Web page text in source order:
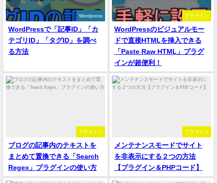
Wordpress
WordPressで「記事ID」「カ
テゴリID」「タグID」を調べ
る方法
プラグイン
WordPressのビジュアルモー
ドで直接HTMLを挿入できる
「Paste Raw HTML」プラグ
インが超便利！
プラグイン
ブログの記事内のテキストを
まとめて置換できる「Search
Regex」プラグインの使い方
プラグイン
メンテナンスモードでサイト
を非表示にする２つの方法
【プラグイン＆PHPコード】